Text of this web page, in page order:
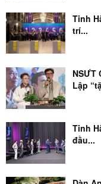
Tinh
trí...
NSƯT
Lập
Tinh
đầu...